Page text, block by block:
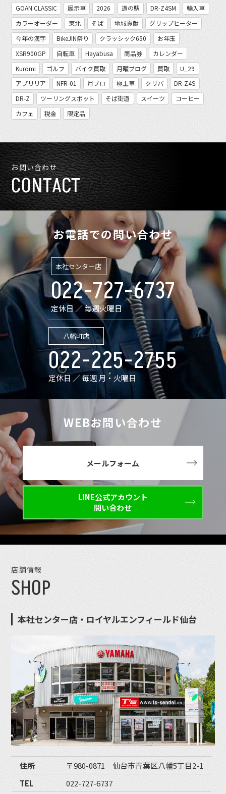
GOAN CLASSIC
展示車 2026 道の駅 DR-Z4SM
輸入車
カラーオーダー
東北 そば 地域貢献
グリップヒーター
今年の漢字
BikeJIN祭り クラッシック650
お年玉
XSR900GP
自転車 Hayabusa 商品券
カレンダー
Kuromi
ゴルフ バイク買取 月曜ブログ 買取
U_29
アプリリア
NFR-01 月ブロ 極上車 クリパ
DR-Z4S
DR-Z
ツーリングスポット そば街道 スイーツ
コーヒー
カフェ
税金 限定品
お問い合わせ
CONTACT
お電話での問い合わせ
本社センター店
022-727-6737
定休日 ／ 毎週火曜日
八幡町店
022-225-2755
定休日 ／ 毎週 月・火曜日
WEBお問い合わせ
メールフォーム
LINE公式アカウント
問い合わせ
店舗情報
SHOP
本社センター店・ロイヤルエンフィールド仙台
住所
〒980-0871 仙台市青葉区八幡5丁目2-1
TEL
022-727-6737